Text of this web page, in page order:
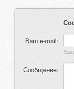
Ваш e-mail:
Сообщение: